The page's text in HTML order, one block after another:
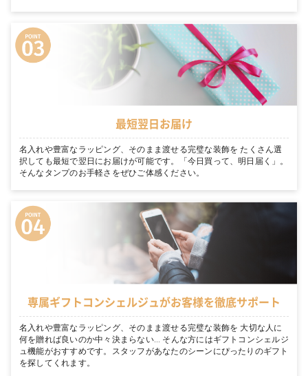
最短翌日お届け
名入れや豊富なラッピング、そのまま渡せる完璧な装飾を たくさん選
択しても最短で翌日にお届けが可能です。「今日買って、明日届く」。
そんなタンプのお手軽さをぜひご体感ください。
専属ギフトコンシェルジュがお客様を徹底サポート
名入れや豊富なラッピング、そのまま渡せる完璧な装飾を 大切な人に
何を贈れば良いのか中々決まらない… そんな方にはギフトコンシェルジ
ュ機能がおすすめです。スタッフがあなたのシーンにぴったりのギフト
を探してくれます。